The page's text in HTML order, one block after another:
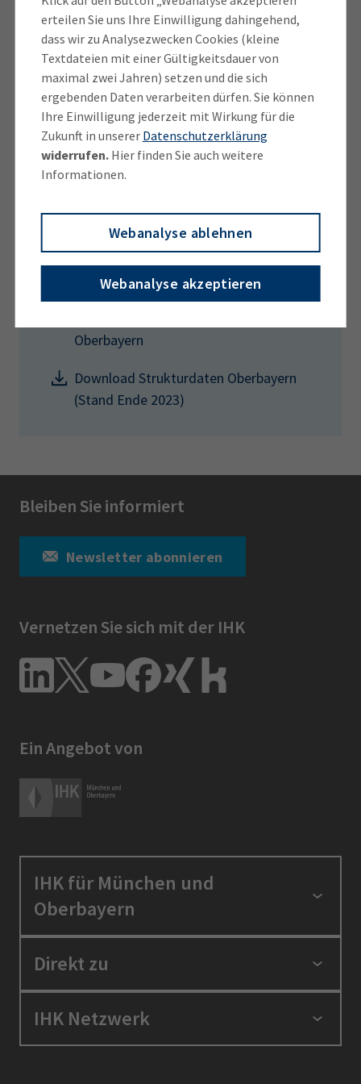
erteilen Sie uns Ihre Einwilligung dahingehend,
dass wir zu Analysezwecken Cookies (kleine
Textdateien mit einer Gültigkeitsdauer von
maximal zwei Jahren) setzen und die sich
ergebenden Daten verarbeiten dürfen. Sie können
Ihre Einwilligung jederzeit mit Wirkung für die
Zukunft in unserer Datenschutzerklärung
widerrufen.Hier finden Sie auch weitere
Informationen.
Webanalyse ablehnen
Webanalyse akzeptieren
Die Strukturdaten der IHK für München und
Oberbayern liegen für den gesamten
Regierungsbezirk, aber auch für alle einzelnen
Landkreise und kreisfreien Städte vor. Sie sind online
unter
www.ihk-muenchen.de/strukturdaten
erhältlich. Die enthaltenen Daten beruhen auf
Angaben des Bayerischen Landesamts für Statistik
sowie auf eigenen Auswertungen der IHK für
Weitere Informationen
Übersicht der Strukturdaten aller
Oberbayern
Download Strukturdaten Oberbayern
(Stand Ende 2023)
Bleiben Sie informiert
Newsletter abonnieren
Vernetzen Sie sich mit der IHK
Ein Angebot von
IHK für München und
Oberbayern
Standortpolitik
Ausbildung und Fortbildung
Berufszugang
Direkt zu
Positionen
IHK in der Region
IHK Netzwerk